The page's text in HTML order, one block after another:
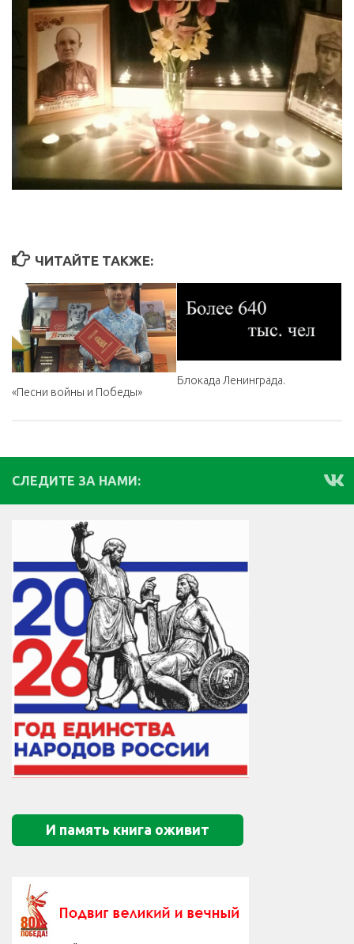
ЧИТАЙТЕ ТАКЖЕ:
«Песни войны и Победы»
Блокада Ленинграда.
СЛЕДИТЕ ЗА НАМИ:
И память книга оживит